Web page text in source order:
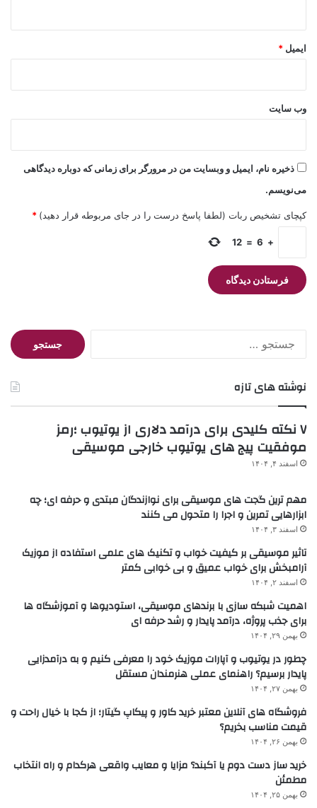
ایمیل *
وب‌ سایت
ذخیره نام، ایمیل و وبسایت من در مرورگر برای زمانی که دوباره دیدگاهی
می‌نویسم.
کپچای تشخیص ربات (لطفا پاسخ درست را در جای مربوطه قرار دهید) *
+
6
=
12
جستجو
برای:
نوشته های تازه
۷ نکته کلیدی برای درآمد دلاری از یوتیوب ؛رمز
موفقیت پیج های یوتیوب خارجی موسیقی
اسفند ۴, ۱۴۰۴
مهم ترین گجت های موسیقی برای نوازندگان مبتدی و حرفه ای؛ چه
ابزارهایی تمرین و اجرا را متحول می کنند
اسفند ۳, ۱۴۰۴
تاثیر موسیقی بر کیفیت خواب و تکنیک های علمی استفاده از موزیک
آرامبخش برای خواب عمیق و بی خوابی کمتر
اسفند ۲, ۱۴۰۴
اهمیت شبکه سازی با برندهای موسیقی، استودیوها و آموزشگاه ها
برای جذب پروژه، درآمد پایدار و رشد حرفه ای
بهمن ۲۹, ۱۴۰۴
چطور در یوتیوب و آپارات موزیک خود را معرفی کنیم و به درآمدزایی
پایدار برسیم؟ راهنمای عملی هنرمندان مستقل
بهمن ۲۷, ۱۴۰۴
فروشگاه های آنلاین معتبر خرید کاور و پیکاپ گیتار؛ از کجا با خیال راحت و
قیمت مناسب بخریم؟
بهمن ۲۶, ۱۴۰۴
خرید ساز دست دوم یا آکبند؟ مزایا و معایب واقعی هرکدام و راه انتخاب
مطمئن
بهمن ۲۵, ۱۴۰۴